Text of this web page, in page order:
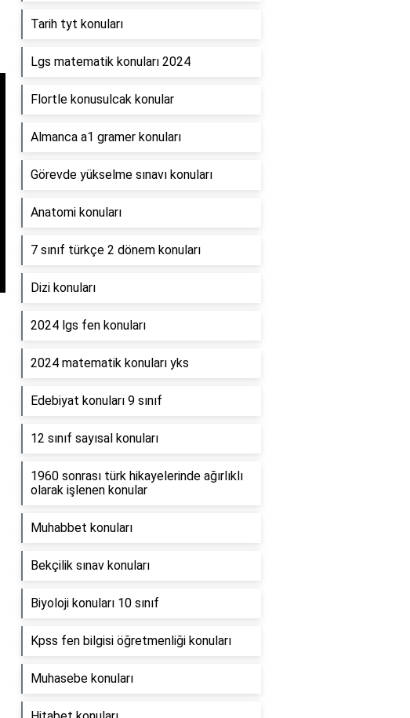
Tarih tyt konuları
Lgs matematik konuları 2024
Flortle konusulcak konular
Almanca a1 gramer konuları
Görevde yükselme sınavı konuları
Anatomi konuları
7 sınıf türkçe 2 dönem konuları
Dizi konuları
2024 lgs fen konuları
2024 matematik konuları yks
Edebiyat konuları 9 sınıf
12 sınıf sayısal konuları
1960 sonrası türk hikayelerinde ağırlıklı
olarak işlenen konular
Muhabbet konuları
Bekçilik sınav konuları
Biyoloji konuları 10 sınıf
Kpss fen bilgisi öğretmenliği konuları
Muhasebe konuları